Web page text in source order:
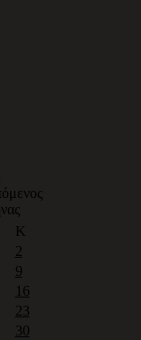
Κ
2
9
16
23
30